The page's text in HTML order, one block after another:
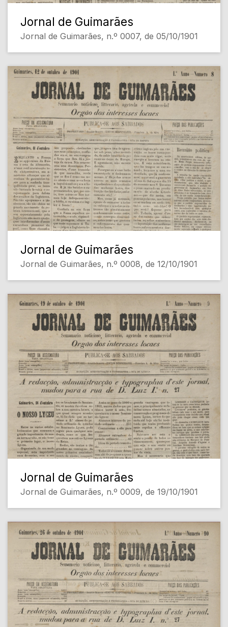
Jornal de Guimarães
Jornal de Guimarães, n.º 0007, de 05/10/1901
Jornal de Guimarães
Jornal de Guimarães, n.º 0008, de 12/10/1901
Jornal de Guimarães
Jornal de Guimarães, n.º 0009, de 19/10/1901